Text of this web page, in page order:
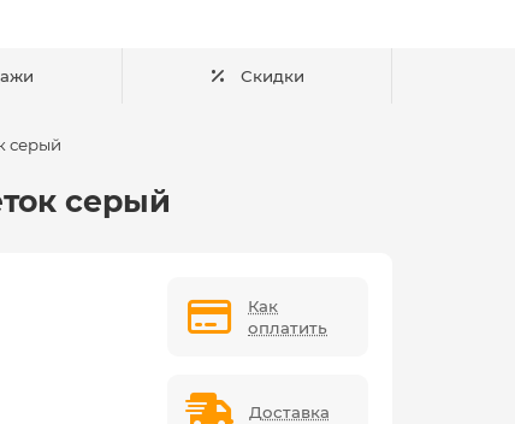
Скидки
серый
серый
Как
оплатить
Доставка